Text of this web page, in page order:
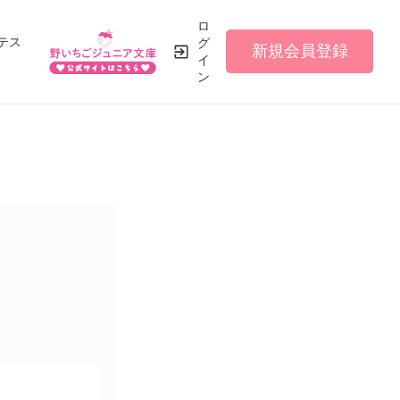
ス
ロ
グ
イ
ン
新規会員登録